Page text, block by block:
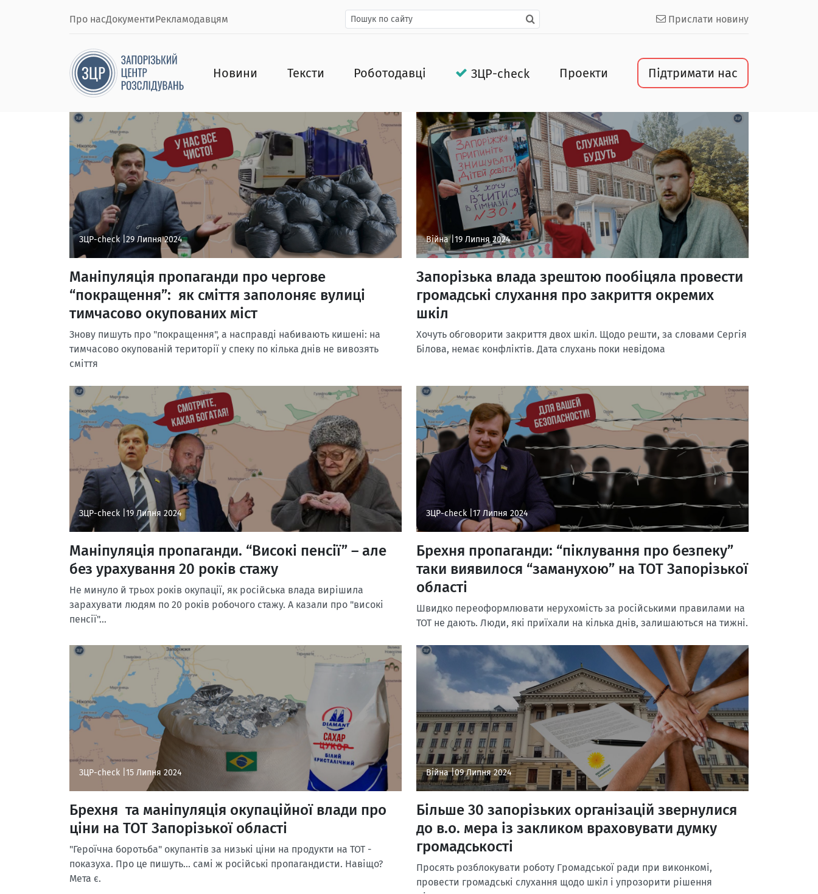
Про насДокументиРекламодавцям Прислати новину
Новини Тексти Роботодавці ЗЦР-check Проекти Підтримати нас
ЗЦР-check | 29 Липня 2024
Маніпуляція пропаганди про чергове
“покращення”: як сміття заполоняє вулиці
тимчасово окупованих міст
Знову пишуть про "покращення", а насправді набивають кишені: на
тимчасово окупованій території у спеку по кілька днів не вивозять
сміття
Війна | 19 Липня 2024
Запорізька влада зрештою пообіцяла провести
громадські слухання про закриття окремих
шкіл
Хочуть обговорити закриття двох шкіл. Щодо решти, за словами Сергія
Білова, немає конфліктів. Дата слухань поки невідома
ЗЦР-check | 19 Липня 2024
Маніпуляція пропаганди. “Високі пенсії” – але
без урахування 20 років стажу
Не минуло й трьох років окупації, як російська влада вирішила
зарахувати людям по 20 років робочого стажу. А казали про "високі
пенсії"...
ЗЦР-check | 17 Липня 2024
Брехня пропаганди: “піклування про безпеку”
таки виявилося “заманухою” на ТОТ Запорізької
області
Швидко переоформлювати нерухомість за російськими правилами на
ТОТ не дають. Люди, які приїхали на кілька днів, залишаються на тижні.
ЗЦР-check | 15 Липня 2024
Брехня та маніпуляція окупаційної влади про
ціни на ТОТ Запорізької області
"Героїчна боротьба" окупантів за низькі ціни на продукти на ТОТ -
показуха. Про це пишуть... самі ж російські пропагандисти. Навіщо?
Мета є.
Війна |09 Липня 2024
Більше 30 запорізьких організацій звернулися
до в.о. мера із закликом враховувати думку
громадськості
Просять розблокувати роботу Громадської ради при виконкомі,
провести громадські слухання щодо шкіл і упрозорити рішення